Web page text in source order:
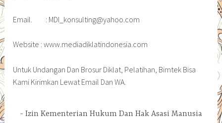
Email. : MDI_konsulting@yahoo.com
Website : www.mediadiklatindonesia.com
Untuk Undangan Dan Brosur Diklat, Pelatihan, Bimtek Bisa
Kami Kirimkan Lewat Email Dan WA.
Izin Kementerian Hukum Dan Hak Asasi Manusia